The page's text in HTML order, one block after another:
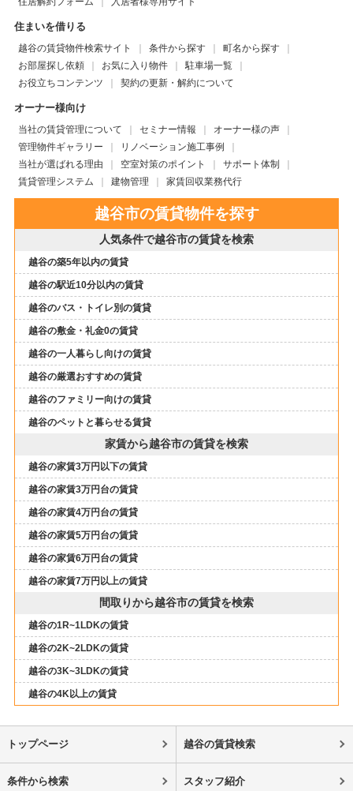
住まいを借りる
越谷の賃貸物件検索サイト 条件から探す
町名から探す
お部屋探し依頼
お気に入り物件
駐車場一覧
お役立ちコンテンツ
契約の更新・解約について
オーナー様向け
当社の賃貸管理について セミナー情報
オーナー様の声
管理物件ギャラリー
リノベーション施工事例
当社が選ばれる理由
空室対策のポイント
サポート体制
賃貸管理システム
建物管理 家賃回収業務代行
越谷市の賃貸物件を探す
人気条件で越谷市の賃貸を検索
越谷の築5年以内の賃貸
越谷の駅近10分以内の賃貸
越谷のバス・トイレ別の賃貸
越谷の敷金・礼金0の賃貸
越谷の一人暮らし向けの賃貸
越谷の厳選おすすめの賃貸
越谷のファミリー向けの賃貸
越谷のペットと暮らせる賃貸
家賃から越谷市の賃貸を検索
越谷の家賃3万円以下の賃貸
越谷の家賃3万円台の賃貸
越谷の家賃4万円台の賃貸
越谷の家賃5万円台の賃貸
越谷の家賃6万円台の賃貸
越谷の家賃7万円以上の賃貸
間取りから越谷市の賃貸を検索
越谷の1R~1LDKの賃貸
越谷の2K~2LDKの賃貸
越谷の3K~3LDKの賃貸
越谷の4K以上の賃貸
トップページ 越谷の賃貸検索
条件から検索 スタッフ紹介